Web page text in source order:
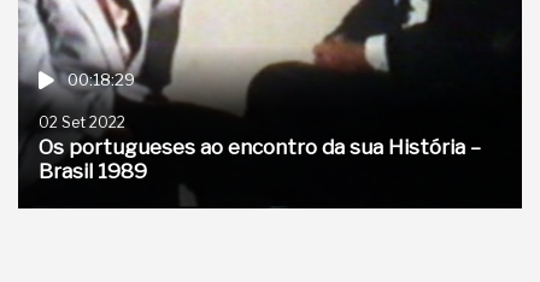
00:18:29
02 Set 2022
Os portugueses ao encontro da sua História –
Brasil 1989